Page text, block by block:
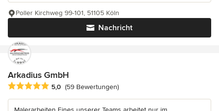
Nachricht
Poller Kirchweg 99-101, 51105 Köln
Arkadius GmbH
Durchschnittliche Bewertung: 5 von 5 Sternen
5,0 (59 Bewertungen)